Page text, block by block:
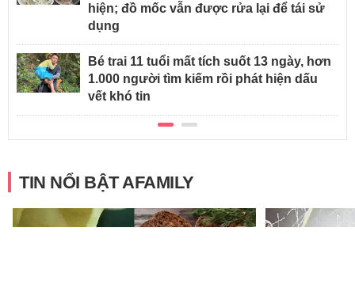
hiện; đồ mốc vẫn được rửa lại để tái sử
dụng
Bé trai 11 tuổi mất tích suốt 13 ngày, hơn
1.000 người tìm kiếm rồi phát hiện dấu
vết khó tin
TIN NỔI BẬT AFAMILY